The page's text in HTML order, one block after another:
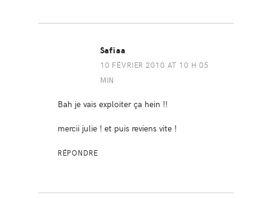
Safiaa
10 FÉVRIER 2010 AT 10 H 05
MIN
Bah je vais exploiter ça hein !!
mercii julie ! et puis reviens vite !
RÉPONDRE